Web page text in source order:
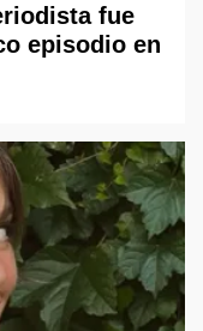
fue
episodio en